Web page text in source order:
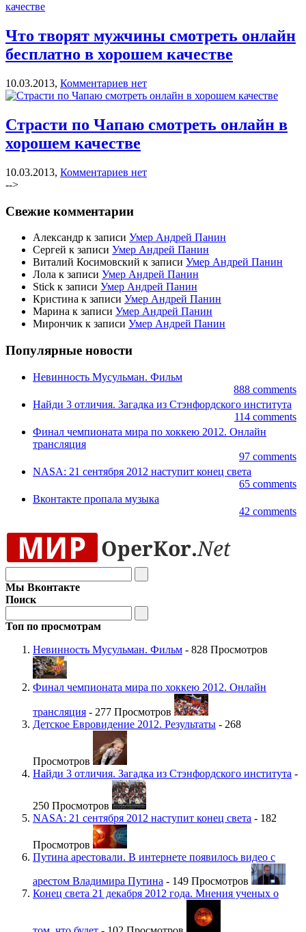
Что творят мужчины смотреть онлайн
бесплатно в хорошем качестве
10.03.2013, Комментариев нет
Страсти по Чапаю смотреть онлайн в
хорошем качестве
10.03.2013, Комментариев нет
-->
Свежие комментарии
Александр к записи Умер Андрей Панин
Сергей к записи Умер Андрей Панин
Виталий Косимовский к записи Умер Андрей Панин
Лола к записи Умер Андрей Панин
Stick к записи Умер Андрей Панин
Кристина к записи Умер Андрей Панин
Марина к записи Умер Андрей Панин
Мирончик к записи Умер Андрей Панин
Популярные новости
Невинность Мусульман. Фильм
888 comments
Найди 3 отличия. Загадка из Стэнфордского института
114 comments
Финал чемпионата мира по хоккею 2012. Онлайн
трансляция
97 comments
NASA: 21 сентября 2012 наступит конец света
65 comments
Вконтакте пропала музыка
42 comments
Мы Вконтакте
Поиск
Топ по просмотрам
Невинность Мусульман. Фильм - 828 Просмотров
Финал чемпионата мира по хоккею 2012. Онлайн
трансляция - 277 Просмотров
Детское Евровидение 2012. Результаты - 268
Просмотров
Найди 3 отличия. Загадка из Стэнфордского института -
250 Просмотров
NASA: 21 сентября 2012 наступит конец света - 182
Просмотров
Путина арестовали. В интернете появилось видео с
арестом Владимира Путина - 149 Просмотров
Конец света 21 декабря 2012 года. Мнения ученых о